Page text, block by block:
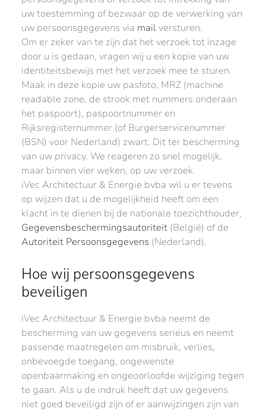
uw toestemming of bezwaar op de verwerking van
uw persoonsgegevens via mailversturen.
Om er zeker van te zijn dat het verzoek tot inzage
door u is gedaan, vragen wij u een kopie van uw
identiteitsbewijs met het verzoek mee te sturen.
Maak in deze kopie uw pasfoto, MRZ (machine
readable zone, de strook met nummers onderaan
het paspoort), paspoortnummer en
Rijksregisternummer (of Burgerservicenummer
(BSN) voor Nederland) zwart. Dit ter bescherming
van uw privacy. We reageren zo snel mogelijk,
maar binnen vier weken, op uw verzoek.
iVec Architectuur & Energie bvba wil u er tevens
op wijzen dat u de mogelijkheid heeft om een
klacht in te dienen bij de nationale toezichthouder,
Gegevensbeschermingsautoriteit (België) of de
Autoriteit Persoonsgegevens (Nederland).
Hoe wij persoonsgegevens
beveiligen
iVec Architectuur & Energie bvba neemt de
bescherming van uw gegevens serieus en neemt
passende maatregelen om misbruik, verlies,
onbevoegde toegang, ongewenste
openbaarmaking en ongeoorloofde wijziging tegen
te gaan. Als u de indruk heeft dat uw gegevens
niet goed beveiligd zijn of er aanwijzingen zijn van